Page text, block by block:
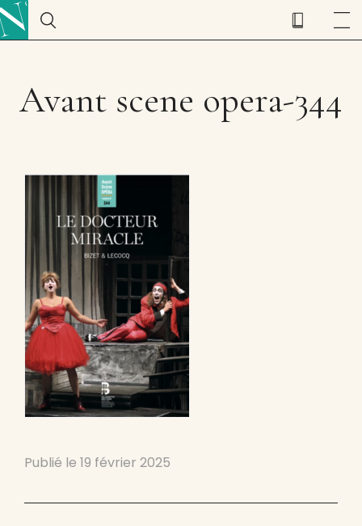
Avant scene opera-344
Publié le 19 février 2025